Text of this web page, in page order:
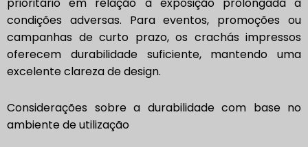
prioritário em relação à exposição prolongada a
condições adversas. Para eventos, promoções ou
campanhas de curto prazo, os crachás impressos
oferecem durabilidade suficiente, mantendo uma
excelente clareza de design.
Considerações sobre a durabilidade com base no
ambiente de utilização